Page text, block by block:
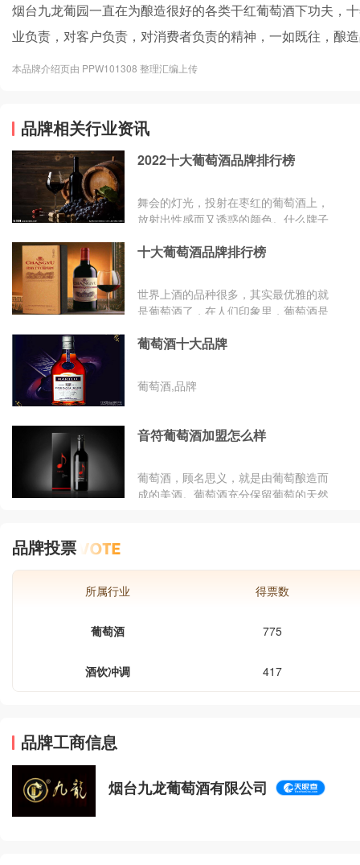
烟台九龙葡园一直在为酿造很好的各类干红葡萄酒下功夫，
业负责，对客户负责，对消费者负责的精神，一如既往，
本品牌介绍页由 PPW101308 整理汇编上传
品牌相关行业资讯
2022十大葡萄酒品牌排行榜
舞会的灯光，投射在枣红的葡萄酒上，
放射出性感而又诱惑的颜色。什么牌子
理了十大葡萄酒品牌排行榜，希望能够
参考。主要的品牌有：长城葡萄酒、张
裕葡萄酒、王朝葡萄酒、威龙葡萄酒、
、新天葡萄酒、丰收葡萄酒、香格里拉
葡萄酒、华夏五千年、 云南红等。
十大葡萄酒品牌排行榜
世界上酒的品种很多，其实最优雅的就
是葡萄酒了，在人们印象里，葡萄酒是
宗，但其实很多葡萄酒品牌早已远销海
牌排行榜,远销海外的葡萄酒品牌。
葡萄酒十大品牌
葡萄酒,品牌
音符葡萄酒加盟怎么样
葡萄酒，顾名思义，就是由葡萄酿造而
成的美酒。葡萄酒充分保留葡萄的天然
面就让小编为大家分析一下。
品牌投票
所属行业 得票数
葡萄酒 775
酒饮冲调 417
品牌工商信息
烟台九龙葡萄酒有限公司